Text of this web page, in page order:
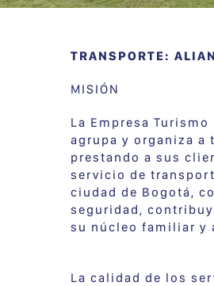
TRANSPORTE:
MISIÓN
La Empresa Turismo
agrupa y organiza a
prestando a sus
servicio de
ciudad de Bogotá,
seguridad,
su núcleo familiar y
La calidad de los